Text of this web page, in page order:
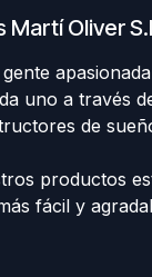
Oliver
uno a través
de
productos
fácil y